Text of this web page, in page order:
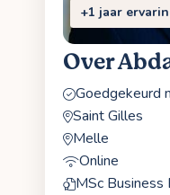
+1 jaar
Over
Goedgekeurd
Saint Gilles
Melle
Online
MSc Business